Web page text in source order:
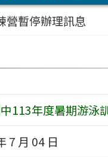
營暫停辦理訊息
113年度暑期游泳
7 月 04 日